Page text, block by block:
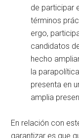
de participar
términos
ergo,
candidatos
hecho
la
presenta en
amplia
En relación con
garantizar es que